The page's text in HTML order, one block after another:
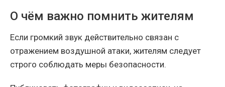
О чём важно помнить жителям
Если громкий звук действительно связан с
отражением воздушной атаки, жителям следует
строго соблюдать меры безопасности.